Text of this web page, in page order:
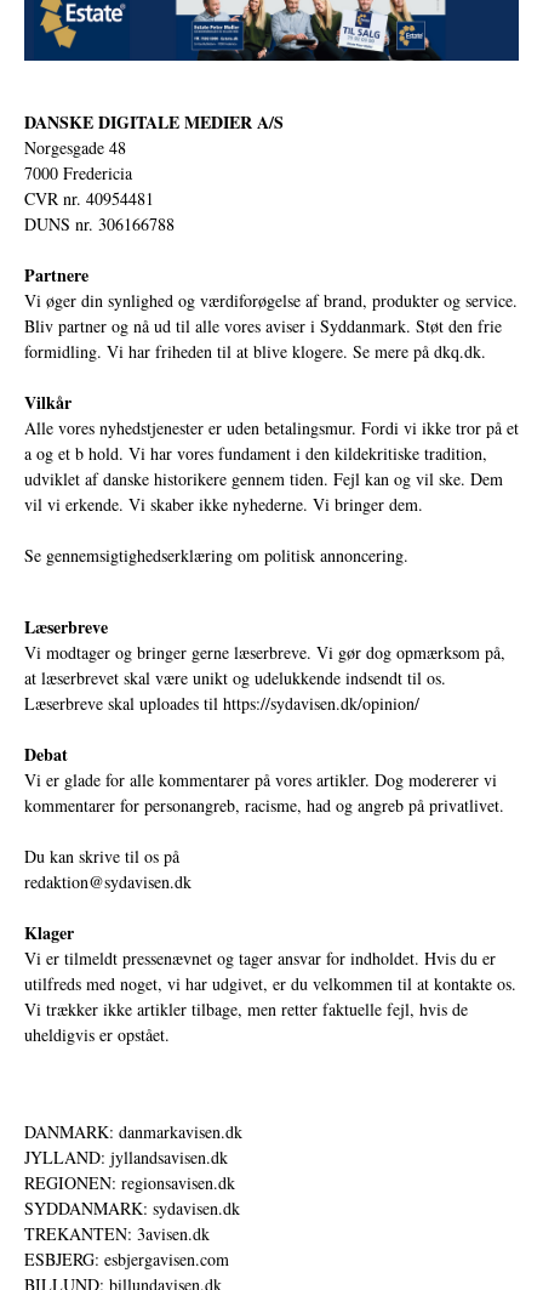
DANSKE DIGITALE MEDIER A/S
Norgesgade 48
7000 Fredericia
CVR nr. 40954481
DUNS nr. 306166788
Partnere
Vi øger din synlighed og værdiforøgelse af brand, produkter og service.
Bliv partner og nå ud til alle vores aviser i Syddanmark. Støt den frie
formidling. Vi har friheden til at blive klogere. Se mere på dkq.dk.
Vilkår
Alle vores nyhedstjenester er uden betalingsmur. Fordi vi ikke tror på et
a og et b hold. Vi har vores fundament i den kildekritiske tradition,
udviklet af danske historikere gennem tiden. Fejl kan og vil ske. Dem
vil vi erkende. Vi skaber ikke nyhederne. Vi bringer dem.
Se gennemsigtighedserklæring om politisk annoncering.
Læserbreve
Vi modtager og bringer gerne læserbreve. Vi gør dog opmærksom på,
at læserbrevet skal være unikt og udelukkende indsendt til os.
Læserbreve skal uploades til https://sydavisen.dk/opinion/
Debat
Vi er glade for alle kommentarer på vores artikler. Dog modererer vi
kommentarer for personangreb, racisme, had og angreb på privatlivet.
Du kan skrive til os på
redaktion@sydavisen.dk
Klager
Vi er tilmeldt pressenævnet og tager ansvar for indholdet. Hvis du er
utilfreds med noget, vi har udgivet, er du velkommen til at kontakte os.
Vi trækker ikke artikler tilbage, men retter faktuelle fejl, hvis de
uheldigvis er opstået.
DANMARK: danmarkavisen.dk
JYLLAND: jyllandsavisen.dk
REGIONEN: regionsavisen.dk
SYDDANMARK: sydavisen.dk
TREKANTEN: 3avisen.dk
ESBJERG: esbjergavisen.com
BILLUND: billundavisen.dk